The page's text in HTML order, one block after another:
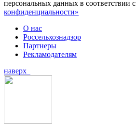
персональных данных в соответствии с
конфиденциальности»
О нас
Россельхознадзор
Партнеры
Рекламодателям
наверх